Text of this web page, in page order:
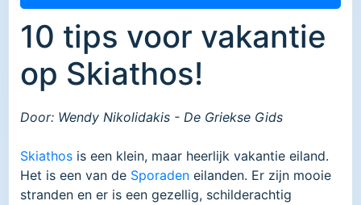
10 tips voor vakantie
op Skiathos!
Door: Wendy Nikolidakis - De Griekse Gids
Skiathos is een klein, maar heerlijk vakantie eiland.
Het is een van de Sporaden eilanden. Er zijn mooie
stranden en er is een gezellig, schilderachtig